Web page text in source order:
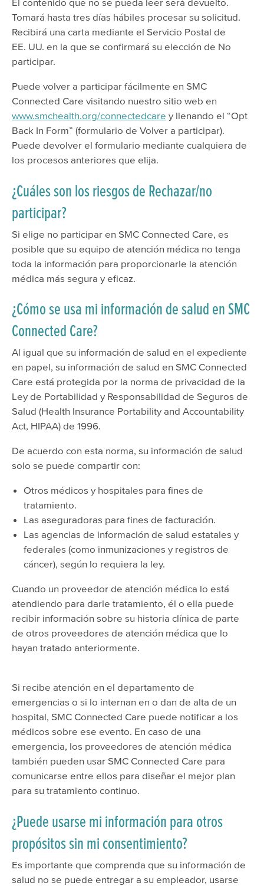
El contenido que no se pueda leer será devuelto.
Tomará hasta tres días hábiles procesar su solicitud.
Recibirá una carta mediante el Servicio Postal de
EE. UU. en la que se confirmará su elección de No
participar.
Puede volver a participar fácilmente en SMC
Connected Care visitando nuestro sitio web en
www.smchealth.org/connectedcare y llenando el “Opt
Back In Form” (formulario de Volver a participar).
Puede devolver el formulario mediante cualquiera de
los procesos anteriores que elija.
¿Cuáles son los riesgos de Rechazar/no
participar?
Si elige no participar en SMC Connected Care, es
posible que su equipo de atención médica no tenga
toda la información para proporcionarle la atención
médica más segura y eficaz.
¿Cómo se usa mi información de salud en SMC
Connected Care?
Al igual que su información de salud en el expediente
en papel, su información de salud en SMC Connected
Care está protegida por la norma de privacidad de la
Ley de Portabilidad y Responsabilidad de Seguros de
Salud (Health Insurance Portability and Accountability
Act, HIPAA) de 1996.
De acuerdo con esta norma, su información de salud
solo se puede compartir con:
Otros médicos y hospitales para fines de
tratamiento.
Las aseguradoras para fines de facturación.
Las agencias de información de salud estatales y
federales (como inmunizaciones y registros de
cáncer), según lo requiera la ley.
Cuando un proveedor de atención médica lo está
atendiendo para darle tratamiento, él o ella puede
recibir información sobre su historia clínica de parte
de otros proveedores de atención médica que lo
hayan tratado anteriormente.
Si recibe atención en el departamento de
emergencias o si lo internan en o dan de alta de un
hospital, SMC Connected Care puede notificar a los
médicos sobre ese evento. En caso de una
emergencia, los proveedores de atención médica
también pueden usar SMC Connected Care para
comunicarse entre ellos para diseñar el mejor plan
para su tratamiento continuo.
¿Puede usarse mi información para otros
propósitos sin mi consentimiento?
Es importante que comprenda que su información de
salud no se puede entregar a su empleador, usarse